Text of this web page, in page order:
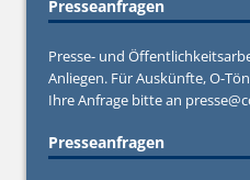
Presseanfragen
Presse- und
Anliegen. Für Auskünfte, O-
Ihre Anfrage bitte an
Presseanfragen